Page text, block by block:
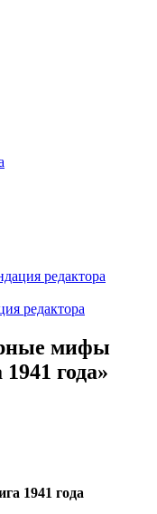
редактора
редактора
мифы
года»
1941 года